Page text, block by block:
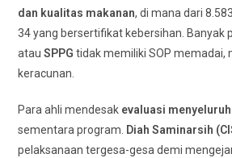
dan kualitas makanan, di mana dari
34 yang bersertifikat kebersihan. Banyak
atauSPPG tidak memiliki SOP memadai,
keracunan.
Para ahli mendesak evaluasi menyeluruh
sementara program. Diah Saminarsih
pelaksanaan tergesa-gesa demi